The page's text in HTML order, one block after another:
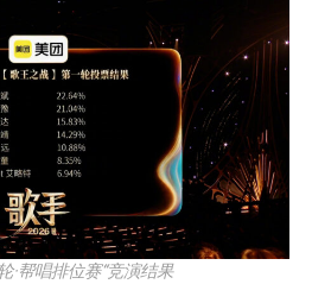
·帮唱排位赛“竞演结果